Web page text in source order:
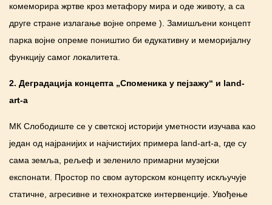
комеморира жртве кроз метафору мира и оде животу, а са
друге стране излагање војне опреме ). Замишљени концепт
парка војне опреме поништио би едукативну и меморијалну
функцију самог локалитета.
2. Деградација концепта „Споменика у пејзажу“ и land-
аrt-а
МК Слободиште се у светској историји уметности изучава као
један од најранијих и најчистијих примера land-art-а, где су
сама земља, рељеф и зеленило примарни музејски
експонати. Простор по свом ауторском концепту искључује
статичне, агресивне и технократске интервенције. Увођење